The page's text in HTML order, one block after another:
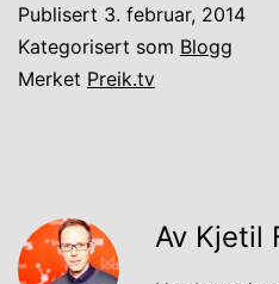
Publisert 3. februar, 2014
Kategorisert som Blogg
Merket Preik.tv
Av Kjetil